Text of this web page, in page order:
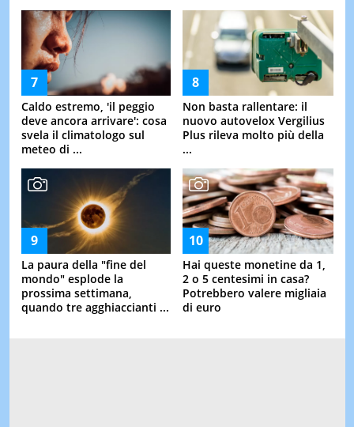
Caldo estremo, 'il peggio
deve ancora arrivare': cosa
svela il climatologo sul
meteo di ...
Non basta rallentare: il
nuovo autovelox Vergilius
Plus rileva molto più della
...
La paura della "fine del
mondo" esplode la
prossima settimana,
quando tre agghiaccianti ...
Hai queste monetine da 1,
2 o 5 centesimi in casa?
Potrebbero valere migliaia
di euro